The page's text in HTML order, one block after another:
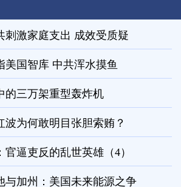
刺激家庭支出 成效受质疑
美国智库 中共浑水摸鱼
的三万架重型轰炸机
波为何敢明目张胆索贿？
逼吏反的乱世英雄（4）
与加州：美国未来能源之争